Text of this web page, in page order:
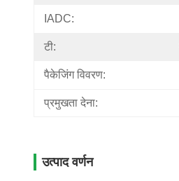
IADC:
टी:
पैकेजिंग विवरण:
प्रमुखता देना:
उत्पाद वर्णन